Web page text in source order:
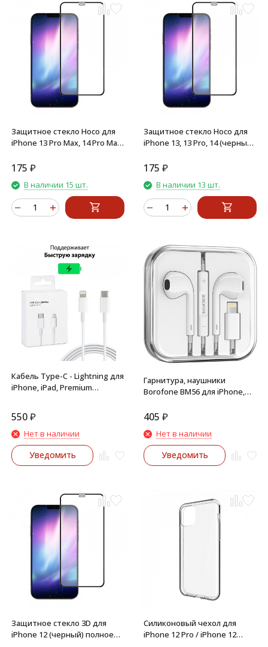
Защитное стекло Hoco для
iPhone 13 Pro Max, 14 Pro Max
175 ₽
В наличии 15 шт.
Защитное стекло Hoco для
iPhone 13, 13 Pro, 14 (черный)
175 ₽
В наличии 13 шт.
Кабель Type-C - Lightning для
iPhone, iPad, Premium
550₽
Нет в наличии
Уведомить
Гарнитура, наушники
Borofone BM56 для iPhone,
вкладыши, 1.2м (белый)
405 ₽
Нет в наличии
Уведомить
Защитное стекло 3D для
iPhone 12 (черный) полное
Силиконовый чехол для
iPhone 12 Pro / iPhone 12